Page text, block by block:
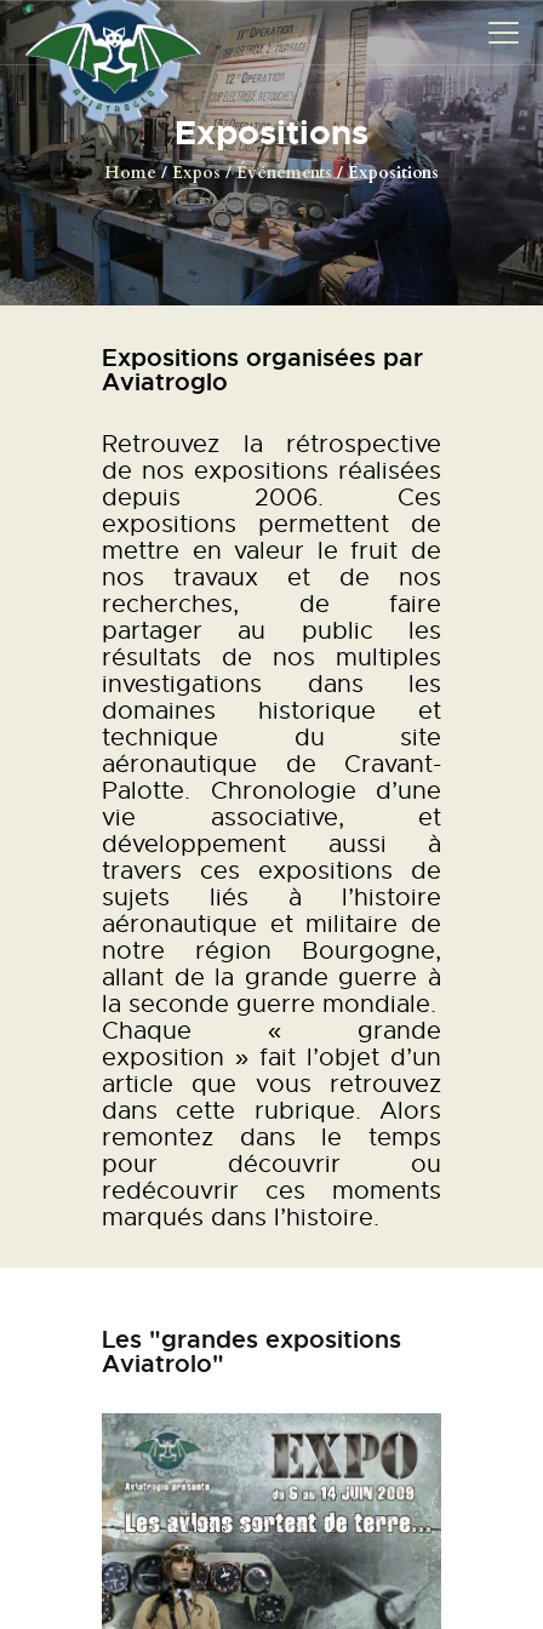
Expositions
Home Expos / Événements Expositions
AVIONS
CATALOGUE FW 190
ASSOCIATION
PROJET FUSELAGE
FW190
EXPOS / ÉVÉNEMENTS
SHOP
LES CARRIÈRES DE
PALOTTE
LE FRONTREPARATUR
AGO
L’ATELIER DE L’AIR
LA SNCAC
PROJET ATELIER DE
L’AIR 606
LA PISTE D’ENVOL
Expositions organisées par
Aviatroglo
Retrouvez la rétrospective
de nos expositions réalisées
depuis 2006. Ces
expositions permettent de
mettre en valeur le fruit de
nos travaux et de nos
recherches, de faire
partager au public les
résultats de nos multiples
investigations dans les
domaines historique et
technique du site
aéronautique de Cravant-
Palotte. Chronologie d’une
vie associative, et
développement aussi à
travers ces expositions de
sujets liés à l’histoire
aéronautique et militaire de
notre région Bourgogne,
allant de la grande guerre à
la seconde guerre mondiale.
Chaque « grande
exposition » fait l’objet d’un
article que vous retrouvez
dans cette rubrique. Alors
remontez dans le temps
pour découvrir ou
redécouvrir ces moments
marqués dans l’histoire.
Les "grandes expositions
Aviatrolo"